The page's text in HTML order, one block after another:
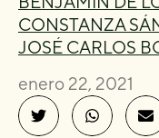
CONSTANZA
JOSÉ CARLOS
enero 22, 2021